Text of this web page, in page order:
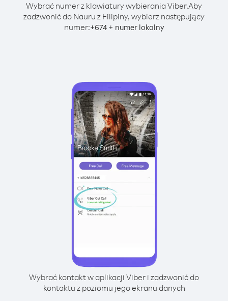
Wybrać numer z klawiatury wybierania Viber.Aby
zadzwonić do Nauru z Filipiny, wybierz następujący
numer:+674+ numer lokalny
Wybrać kontakt w aplikacji Viber i zadzwonić do
kontaktu z poziomu jego ekranu danych